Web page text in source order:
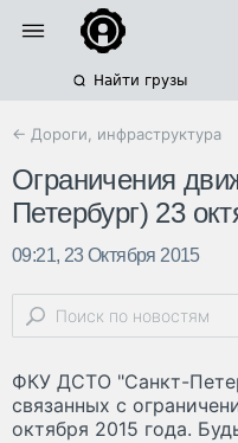
Найти грузы
← Дороги, инфраструктура
Ограничения
Петербург) 23
09:21, 23 Октября 2015
ФКУ ДСТО "Санкт-
связанных с
октября 2015 года.